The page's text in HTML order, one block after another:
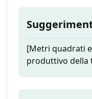
[Metri quadrati
produttivo della